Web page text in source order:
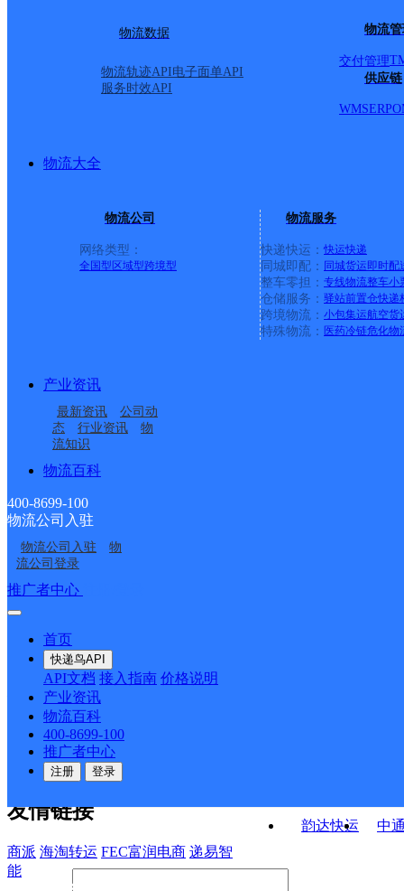
物流数据
物流轨迹API电子面单API
服务时效API
物流
交付管理
供应链
WMSERP
物流大全
物流公司
网络类型：
全国型 区域型跨境型
物流服务
快递快运： 快运快递
同城即配： 同城货运即时配
整车零担： 专线物流整车小
仓储服务： 驿站前置仓快递
跨境物流： 小包集运航空货
特殊物流： 医药冷链危化物
产业资讯
最新资讯
公司动
态
行业资讯
物
流知识
物流百科
400-8699-100
物流公司入驻
物流公司入驻
物
流公司登录
推广者中心
首页
快递鸟API
API文档 接入指南 价格说明
产业资讯
物流百科
400-8699-100
推广者中心
注册 登录
部
湖南郴州公司技师学院
分部
湖南郴州公司友阿国际
分部
湖南郴州公司升平路分
部
湖南郴州公司龙泉名邸
分部
郴州北湖区北湖市场营
业部
郴州北湖区冲口路营业
韵达快运
中
接口API
API接口 DEMO下载
关于我们
公司介绍 企业动态
合作伙伴 快递鸟接口服务协议
户隐私政策
友情链接
商派 海淘转运 FEC富润电商 递易智
能